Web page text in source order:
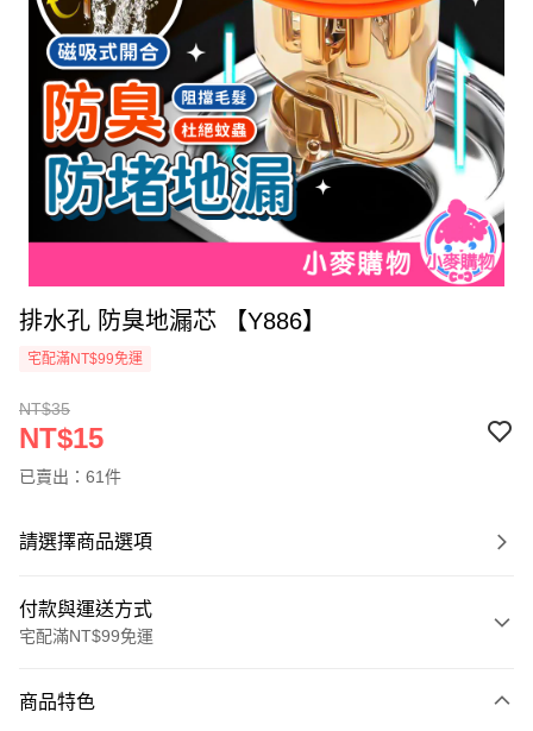
排水孔 防臭地漏芯 【Y886】
宅配滿NT$99免運
NT$35
NT$15
已賣出：61件
請選擇商品選項
付款與運送方式
宅配滿NT$99免運
信用卡一次付款
商品特色